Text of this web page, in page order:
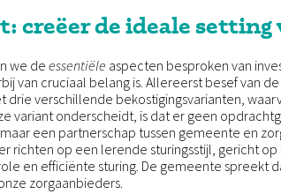
creëer de ideale setting
we deessentiële aspecten besproken van
van cruciaal belang is. Allereerst besef van de
verschillende bekostigingsvarianten,
variant onderscheidt, is dat er geen
een partnerschap tussen gemeente en
richten op een lerende sturingsstijl, gericht
en efficiënte sturing. De gemeente spreekt
zorgaanbieders.